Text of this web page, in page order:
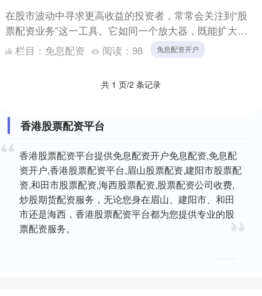
在股市波动中寻求更高收益的投资者，常常会关注到“股
票配资业务”这一工具。它如同一个放大器，既能扩大收
益，也可能加剧风险。对于希望通过杠杆撬动更大资金的
投资者而言....
栏目： 免息配资 阅读： 98 免息配资开户
共 1 页/2 条记录
香港股票配资平台
香港股票配资平台提供免息配资开户免息配资,免息配
资开户,香港股票配资平台,眉山股票配资,建阳市股票配
资,和田市股票配资,海西股票配资,股票配资公司收费,
炒股期货配资服务，无论您身在眉山、建阳市、和田
市还是海西，香港股票配资平台都为您提供专业的股
票配资服务。